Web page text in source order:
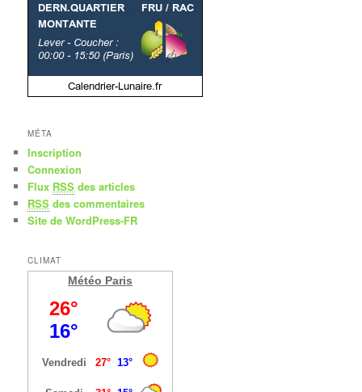
MÉTA
Inscription
Connexion
Flux RSS des articles
RSS des commentaires
Site de WordPress-FR
CLIMAT
Météo Paris